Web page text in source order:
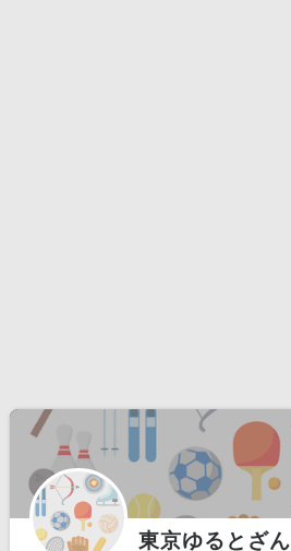
東京ゆるとざん